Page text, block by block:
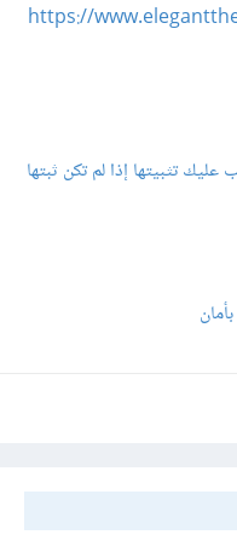
https://
تثبيتها إذا لم تكن ثبتها